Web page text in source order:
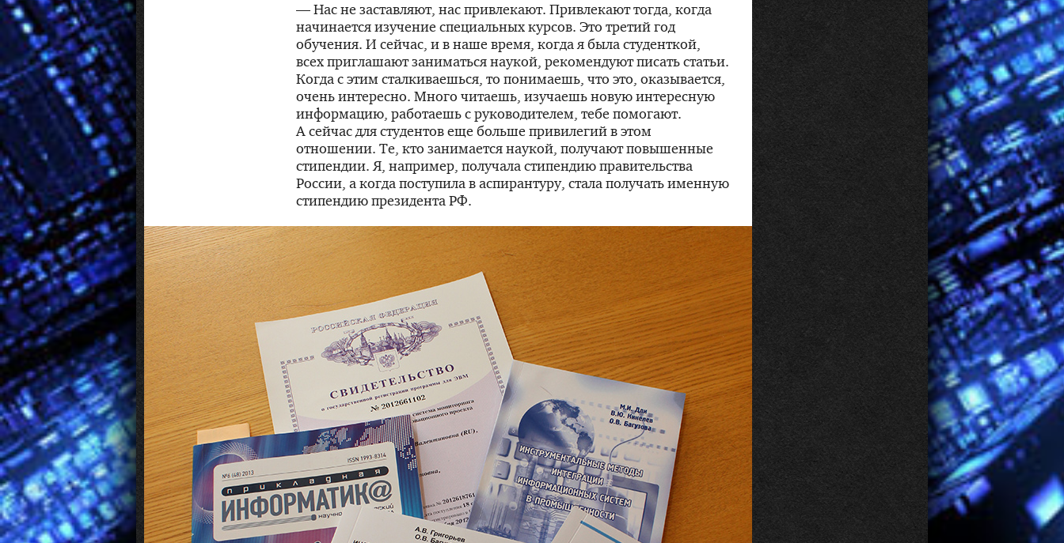
— Нас не заставляют, нас привлекают. Привлекают тогда, когда
начинается изучение специальных курсов. Это третий год
обучения. И сейчас, и в наше время, когда я была студенткой,
всех приглашают заниматься наукой, рекомендуют писать статьи.
Когда с этим сталкиваешься, то понимаешь, что это, оказывается,
очень интересно. Много читаешь, изучаешь новую интересную
информацию, работаешь с руководителем, тебе помогают.
А сейчас для студентов еще больше привилегий в этом
отношении. Те, кто занимается наукой, получают повышенные
стипендии. Я, например, получала стипендию правительства
России, а когда поступила в аспирантуру, стала получать именную
стипендию президента РФ.